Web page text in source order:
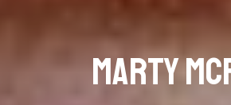
Marty